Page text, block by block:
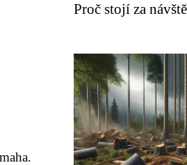
Proč stojí za